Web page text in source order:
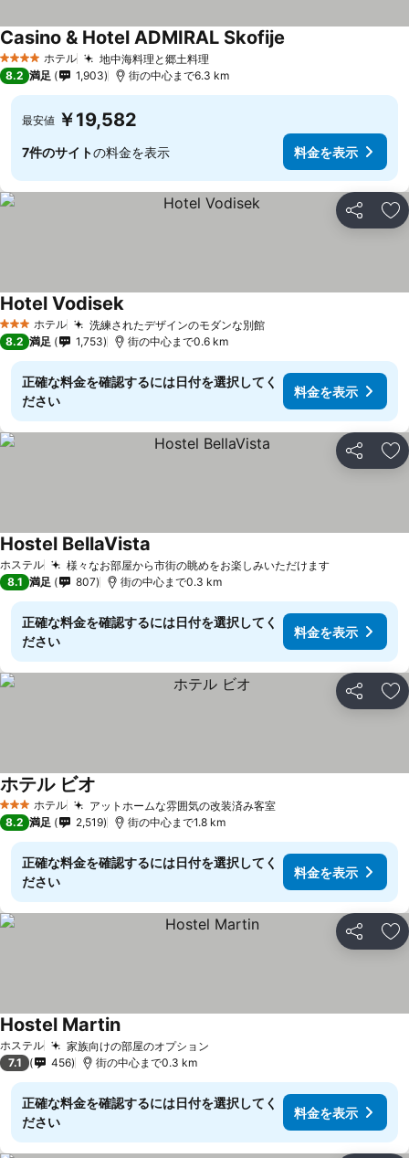
4 ホテルのランク
ホテル 地中海料理と郷土料理
Casino & Hotel ADMIRAL Skofije
8.2 満足 1,903 街の中心まで6.3 km
最安値 ￥19,582
7件のサイトの料金を表示 料金を表示
シェア お
3 ホテルのランク
ホテル 洗練されたデザインのモダンな別館
Hotel Vodisek
8.2 満足 1,753 街の中心まで0.6 km
正確な料金を確認するには日付を選択してく
ださい
料金を表示
シェア お
ホステル 様々なお部屋から市街の眺めをお楽しみいただけます
Hostel BellaVista
8.1 満足 807 街の中心まで0.3 km
正確な料金を確認するには日付を選択してく
ださい
料金を表示
シェア お
3 ホテルのランク
ホテル アットホームな雰囲気の改装済み客室
ホテル ビオ
8.2 満足 2,519 街の中心まで1.8 km
正確な料金を確認するには日付を選択してく
ださい
料金を表示
シェア お
ホステル 家族向けの部屋のオプション
Hostel Martin
7.1 456 街の中心まで0.3 km
正確な料金を確認するには日付を選択してく
ださい
料金を表示